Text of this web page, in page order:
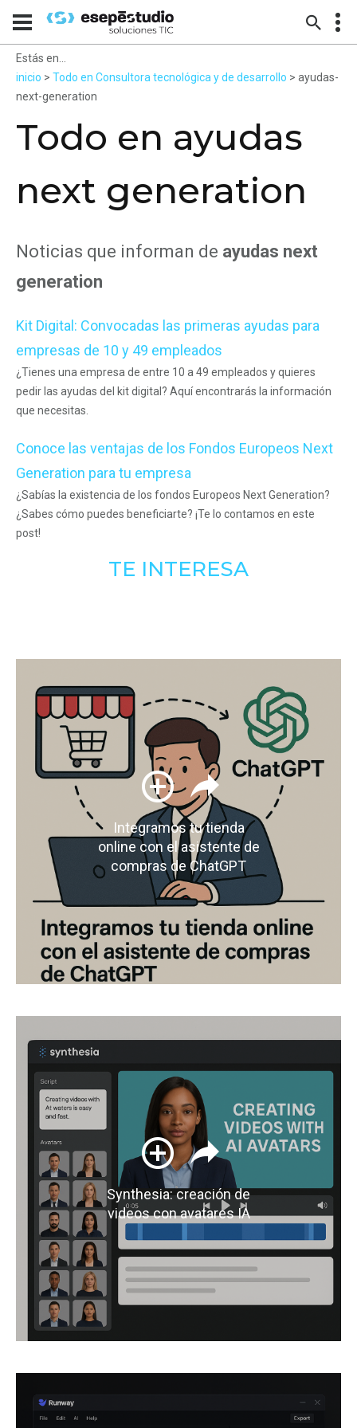
Estás en...
inicio > Todo en Consultora tecnológica y de desarrollo > ayudas-
next-generation
Todo en ayudas
next generation
Noticias que informan de ayudas next
generation
Kit Digital: Convocadas las primeras ayudas para
empresas de 10 y 49 empleados
¿Tienes una empresa de entre 10 a 49 empleados y quieres
pedir las ayudas del kit digital? Aquí encontrarás la información
que necesitas.
Conoce las ventajas de los Fondos Europeos Next
Generation para tu empresa
¿Sabías la existencia de los fondos Europeos Next Generation?
¿Sabes cómo puedes beneficiarte? ¡Te lo contamos en este
post!
TE INTERESA
Integramos tu tienda
online con el asistente de
compras de ChatGPT
Synthesia: creación de
videos con avatares IA